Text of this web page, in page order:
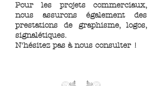
Pour les projets commerciaux,
nous assurons également des
prestations de graphisme, logos,
signalétiques.
N'hésitez pas à nous consulter !